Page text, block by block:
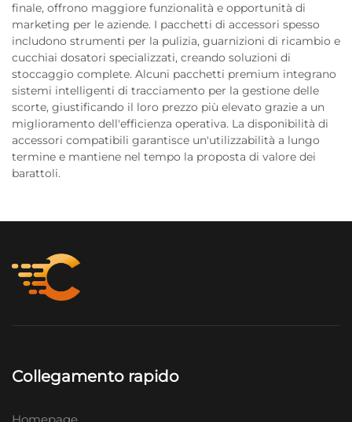
finale, offrono maggiore funzionalità e opportunità di
marketing per le aziende. I pacchetti di accessori spesso
includono strumenti per la pulizia, guarnizioni di ricambio e
cucchiai dosatori specializzati, creando soluzioni di
stoccaggio complete. Alcuni pacchetti premium integrano
sistemi intelligenti di tracciamento per la gestione delle
scorte, giustificando il loro prezzo più elevato grazie a un
miglioramento dell'efficienza operativa. La disponibilità di
accessori compatibili garantisce un'utilizzabilità a lungo
termine e mantiene nel tempo la proposta di valore dei
barattoli.
Collegamento rapido